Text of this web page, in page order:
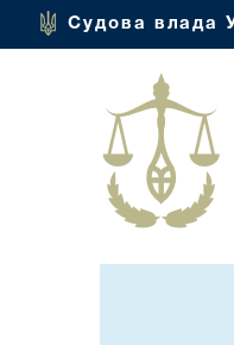
Судова влада